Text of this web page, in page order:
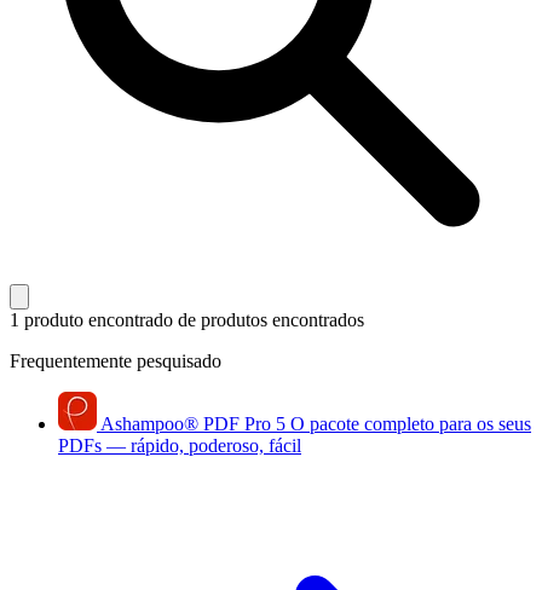
1 produto encontrado de produtos encontrados
Frequentemente pesquisado
Ashampoo® PDF Pro 5 O pacote completo para os seus
PDFs — rápido, poderoso, fácil